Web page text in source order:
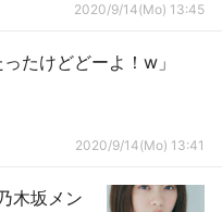
2020/9/14(Mo) 13:45
たけどどーよ！w」
2020/9/14(Mo) 13:41
木坂メン